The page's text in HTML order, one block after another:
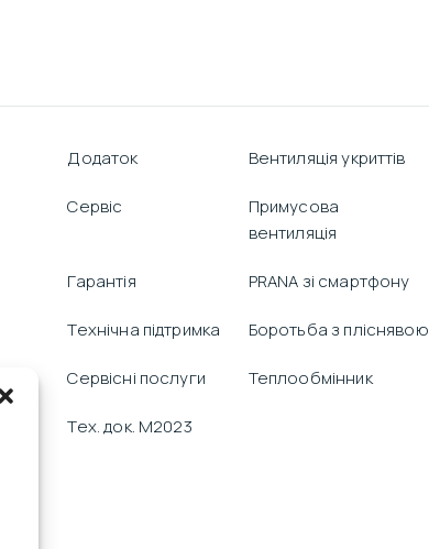
Додаток Вентиляція укриттів
Сервіс
Примусова
вентиляція
Гарантія PRANA зі смартфону
Технічна підтримка Боротьба з пліснявою
Сервісні послуги Теплообмінник
Тех. док. M2023